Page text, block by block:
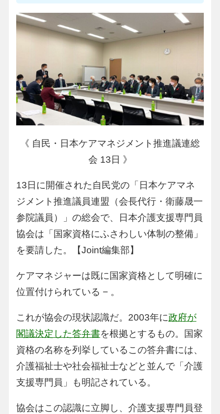
《 自民・日本ケアマネジメント推進議連総
会 13日 》
13日に開催された自民党の「日本ケアマネ
ジメント推進議員連盟（会長代行・衛藤晟一
参院議員）」の総会で、日本介護支援専門員
協会は「国家資格にふさわしい体制の整備」
を要請した。【Joint編集部】
ケアマネジャーは既に国家資格として明確に
位置付けられている − 。
これが協会の現状認識だ。2003年に政府が
閣議決定した答弁書を根拠とするもの。国家
資格の名称を列挙しているこの答弁書には、
介護福祉士や社会福祉士などと並んで「介護
支援専門員」も明記されている。
協会はこの認識に立脚し、介護支援専門員登